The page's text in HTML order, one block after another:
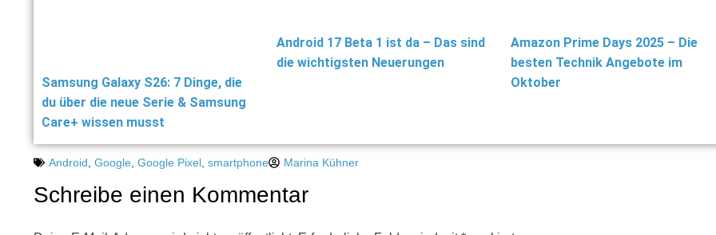
Samsung Galaxy S26: 7 Dinge, die
du über die neue Serie & Samsung
Care+ wissen musst
Android 17 Beta 1 ist da – Das sind
die wichtigsten Neuerungen
Amazon Prime Days 2025 – Die
besten Technik Angebote im
Oktober
Android Google Google Pixel smartphone Marina Kühner
Schreibe einen Kommentar